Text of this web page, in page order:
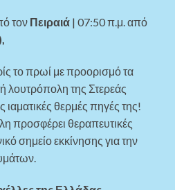
τον Πειραιά | 07:50 π.μ. από
,
το πρωί με προορισμό τα
λουτρόπολη της Στερεάς
ιαματικές θερμές πηγές της!
προσφέρει θεραπευτικές
σημείο εκκίνησης για την